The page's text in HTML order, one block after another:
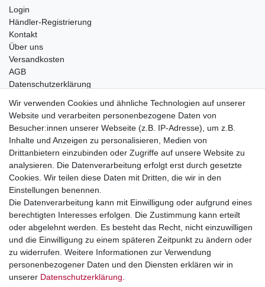
Login
Händler-Registrierung
Kontakt
Über uns
Versandkosten
AGB
Datenschutzerklärung
Telefonische Beratung und Unterstützung für Händler unter:
+49 2851 5895-0
Montag - Donnerstag: 08.00 - 16.30 Uhr
Freitag: 08.00 - 16.00 Uhr
Wir sind ein Großhandel, bitte wenden Sie sich als
Endkunde direkt an Ihren örtlichen Fachhändler. Vielen
Dank!
Widerrufs­recht Impressum Daten­schutz­erklärung
Wir verwenden Cookies und ähnliche Technologien auf unserer
Website und verarbeiten personenbezogene Daten von
Besucher:innen unserer Webseite (z.B. IP-Adresse), um z.B.
Inhalte und Anzeigen zu personalisieren, Medien von
Drittanbietern einzubinden oder Zugriffe auf unsere Website zu
analysieren. Die Datenverarbeitung erfolgt erst durch gesetzte
Cookies. Wir teilen diese Daten mit Dritten, die wir in den
Einstellungen benennen.
Die Datenverarbeitung kann mit Einwilligung oder aufgrund eines
berechtigten Interesses erfolgen. Die Zustimmung kann erteilt
oder abgelehnt werden. Es besteht das Recht, nicht einzuwilligen
und die Einwilligung zu einem späteren Zeitpunkt zu ändern oder
zu widerrufen. Weitere Informationen zur Verwendung
personenbezogener Daten und den Diensten erklären wir in
unserer Daten­schutz­erklärung